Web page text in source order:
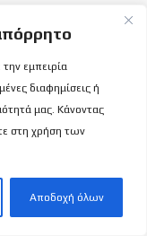
εμπειρία
διαφημίσεις ή
μας. Κάνοντας
στη χρήση των
Αποδοχή όλων